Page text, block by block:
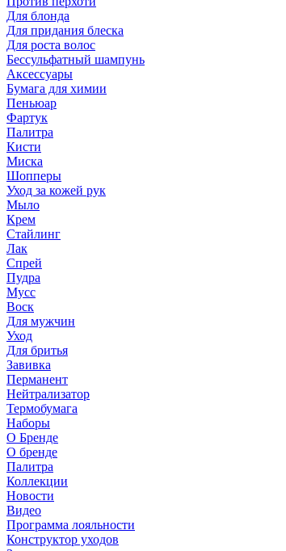
Для блонда
Для придания блеска
Для роста волос
Бессульфатный шампунь
Аксессуары
Бумага для химии
Пеньюар
Фартук
Палитра
Кисти
Миска
Шопперы
Уход за кожей рук
Мыло
Крем
Стайлинг
Лак
Спрей
Пудра
Мусс
Воск
Для мужчин
Уход
Для бритья
Завивка
Перманент
Нейтрализатор
Термобумага
Наборы
О Бренде
О бренде
Палитра
Коллекции
Новости
Видео
Программа лояльности
Конструктор уходов